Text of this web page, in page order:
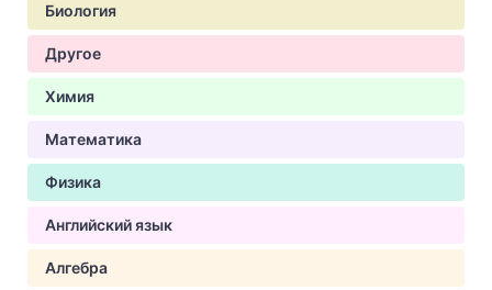
Биология
Другое
Химия
Математика
Физика
Английский язык
Алгебра